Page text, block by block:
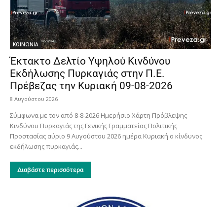
ΚΟΙΝΩΝΙΑ
Έκτακτο Δελτίο Υψηλού Κινδύνου
Εκδήλωσης Πυρκαγιάς στην Π.Ε.
Πρέβεζας την Κυριακή 09-08-2026
8 Αυγούστου 2026
Σύμφωνα με τον από 8-8-2026 Ημερήσιο Χάρτη Πρόβλεψης
Κινδύνου Πυρκαγιάς της Γενικής Γραμματείας Πολιτικής
Προστασίας αύριο 9 Αυγούστου 2026 ημέρα Κυριακή ο κίνδυνος
εκδήλωσης πυρκαγιάς...
Διαβάστε περισσότερα